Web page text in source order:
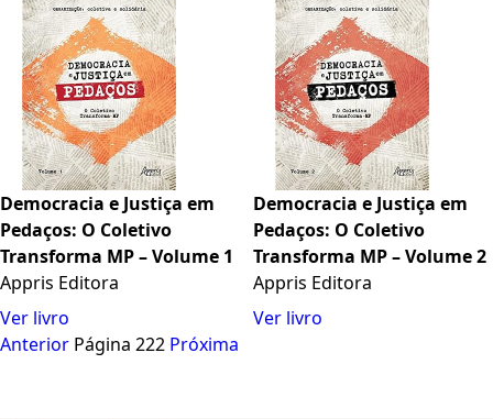
Democracia e Justiça em
Pedaços: O Coletivo
Transforma MP – Volume 1
Appris Editora
Ver livro
Democracia e Justiça em
Pedaços: O Coletivo
Transforma MP – Volume 2
Appris Editora
Ver livro
Anterior Página 222 Próxima